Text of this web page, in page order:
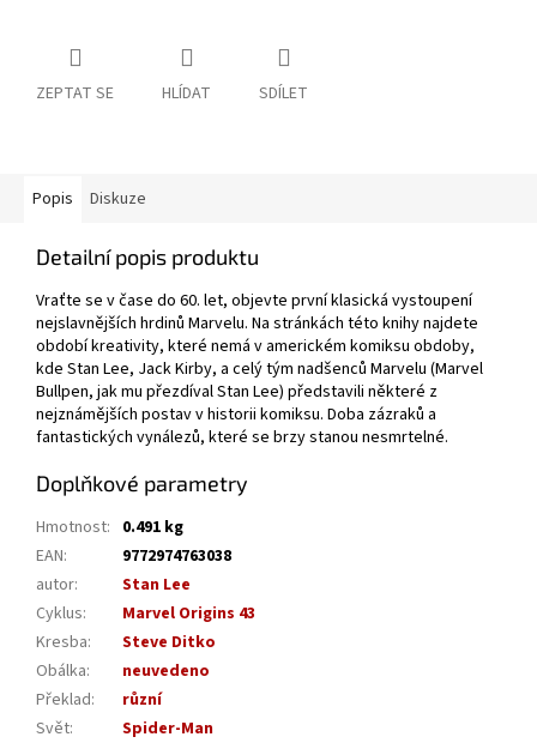
ZEPTAT SE HLÍDAT SDÍLET
Popis Diskuze
Detailní popis produktu
Vraťte se v čase do 60. let, objevte první klasická vystoupení
nejslavnějších hrdinů Marvelu. Na stránkách této knihy najdete
období kreativity, které nemá v americkém komiksu obdoby,
kde Stan Lee, Jack Kirby, a celý tým nadšenců Marvelu (Marvel
Bullpen, jak mu přezdíval Stan Lee) představili některé z
nejznámějších postav v historii komiksu. Doba zázraků a
fantastických vynálezů, které se brzy stanou nesmrtelné.
Doplňkové parametry
Hmotnost: 0.491 kg
EAN:
9772974763038
autor:
Stan Lee
Cyklus:
Marvel Origins 43
Kresba:
Steve Ditko
Obálka:
neuvedeno
Překlad:
různí
Svět:
Spider-Man